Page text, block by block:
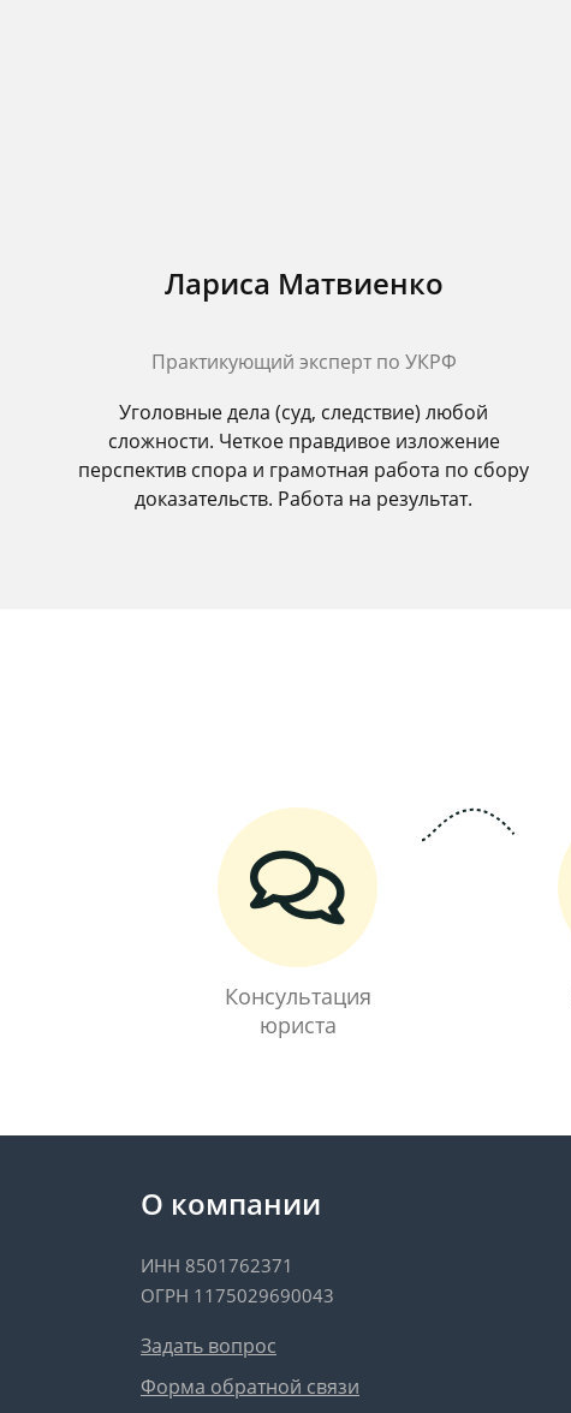
Лариса Матвиенко
Практикующий эксперт по УКРФ
Уголовные дела (суд, следствие) любой
сложности. Четкое правдивое изложение
перспектив спора и грамотная работа по сбору
доказательств. Работа на результат.
Консультация
юриста
О компании
ИНН 8501762371
ОГРН 1175029690043
Задать вопрос
Форма обратной связи